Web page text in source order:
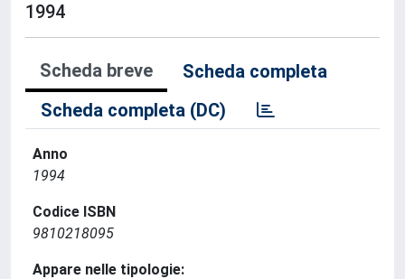
1994
Scheda breve
Scheda completa
Scheda completa (DC)
Anno
1994
Codice ISBN
9810218095
Appare nelle tipologie: